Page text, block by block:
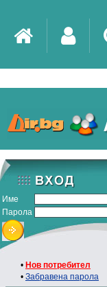
Име
Парола
• Нов потребител
• Забравена парола